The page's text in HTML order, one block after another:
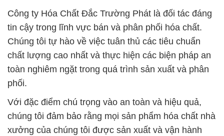
Công ty Hóa Chất Đắc Trường Phát là đối tác đáng
tin cậy trong lĩnh vực bán và phân phối hóa chất.
Chúng tôi tự hào về việc tuân thủ các tiêu chuẩn
chất lượng cao nhất và thực hiện các biện pháp an
toàn nghiêm ngặt trong quá trình sản xuất và phân
phối.
Với đặc điểm chú trọng vào an toàn và hiệu quả,
chúng tôi đảm bảo rằng mọi sản phẩm hóa chất nhà
xưởng của chúng tôi được sản xuất và vận hành